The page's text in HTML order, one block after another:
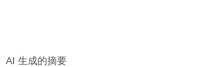
AI 生成的摘要